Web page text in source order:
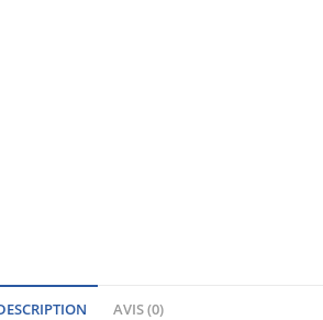
AVIS (0)